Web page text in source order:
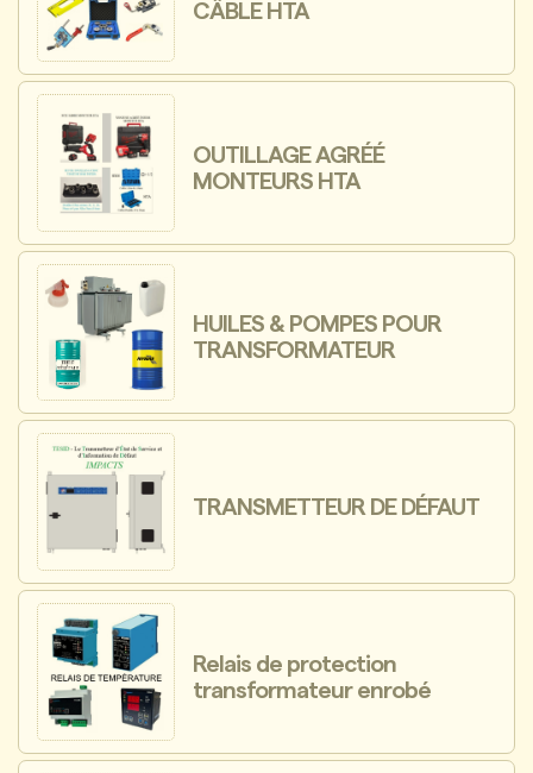
CÂBLE HTA
OUTILLAGE AGRÉÉ
MONTEURS HTA
HUILES & POMPES POUR
TRANSFORMATEUR
TRANSMETTEUR DE DÉFAUT
Relais de protection
transformateur enrobé